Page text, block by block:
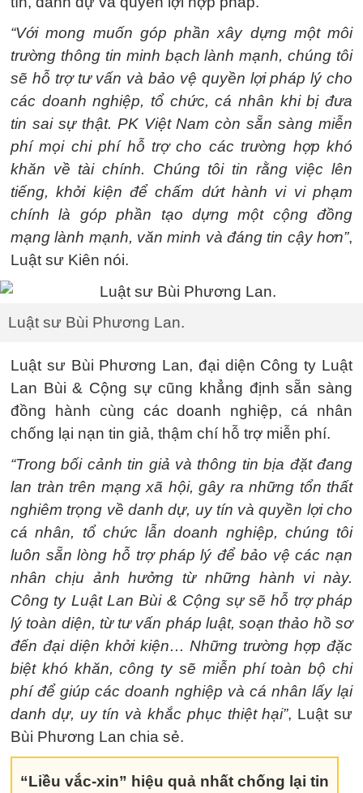
“Với mong muốn góp phần xây dựng một môi
trường thông tin minh bạch lành mạnh, chúng tôi
sẽ hỗ trợ tư vấn và bảo vệ quyền lợi pháp lý cho
các doanh nghiệp, tổ chức, cá nhân khi bị đưa
tin sai sự thật. PK Việt Nam còn sẵn sàng miễn
phí mọi chi phí hỗ trợ cho các trường hợp khó
khăn về tài chính. Chúng tôi tin rằng việc lên
tiếng, khởi kiện để chấm dứt hành vi vi phạm
chính là góp phần tạo dựng một cộng đồng
mạng lành mạnh, văn minh và đáng tin cậy hơn”,
Luật sư Kiên nói.
Luật sư Bùi Phương Lan.
Luật sư Bùi Phương Lan, đại diện Công ty Luật
Lan Bùi & Cộng sự cũng khẳng định sẵn sàng
đồng hành cùng các doanh nghiệp, cá nhân
chống lại nạn tin giả, thậm chí hỗ trợ miễn phí.
“Trong bối cảnh tin giả và thông tin bịa đặt đang
lan tràn trên mạng xã hội, gây ra những tổn thất
nghiêm trọng về danh dự, uy tín và quyền lợi cho
cá nhân, tổ chức lẫn doanh nghiệp, chúng tôi
luôn sẵn lòng hỗ trợ pháp lý để bảo vệ các nạn
nhân chịu ảnh hưởng từ những hành vi này.
Công ty Luật Lan Bùi & Cộng sự sẽ hỗ trợ pháp
lý toàn diện, từ tư vấn pháp luật, soạn thảo hồ sơ
đến đại diện khởi kiện… Những trường hợp đặc
biệt khó khăn, công ty sẽ miễn phí toàn bộ chi
phí để giúp các doanh nghiệp và cá nhân lấy lại
danh dự, uy tín và khắc phục thiệt hại”, Luật sư
Bùi Phương Lan chia sẻ.
“Liều vắc-xin” hiệu quả nhất chống lại tin